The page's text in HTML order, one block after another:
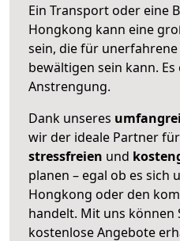
Ein Transport oder eine
Hongkong kann eine
sein, die für
bewältigen sein kann.
Anstrengung.
Dank unseres
wir der ideale Partner
stressfreien und
planen – egal ob es sich
Hongkong oder den
handelt. Mit uns können
kostenlose Angebote